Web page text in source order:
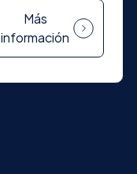
Más
información